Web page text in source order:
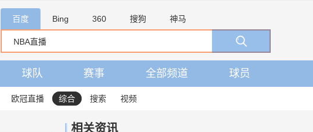
百度 Bing 360 搜狗 神马
球队 赛事 全部频道 球员
欧冠直播 综合 搜索 视频
相关资讯